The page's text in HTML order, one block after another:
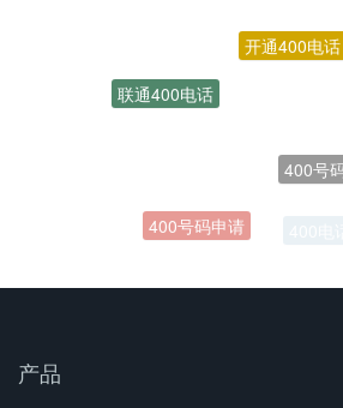
开通400电话
联通400电话
400号码申请
产品